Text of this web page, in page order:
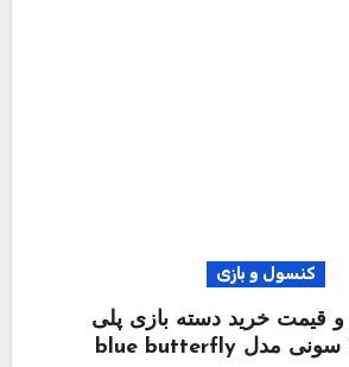
کنسول و بازی
خرید دسته بازی پلی